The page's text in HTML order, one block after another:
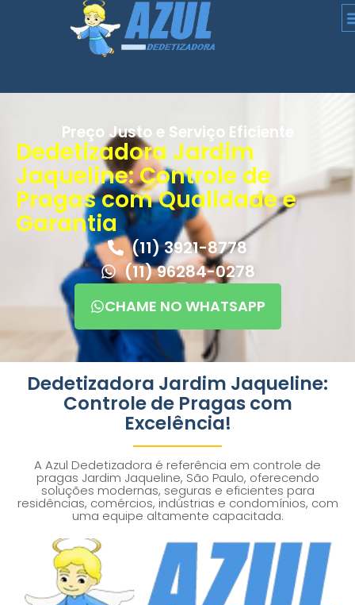
Preço Justo e Serviço Eficiente
Dedetizadora Jardim
Jaqueline: Controle de
Pragas com Qualidade e
Garantia
(11) 3921-8778
(11) 96284-0278
CHAME NO WHATSAPP
Dedetizadora Jardim Jaqueline:
Controle de Pragas com
Excelência!
A Azul Dedetizadora é referência em controle de
pragas Jardim Jaqueline, São Paulo, oferecendo
soluções modernas, seguras e eficientes para
residências, comércios, indústrias e condomínios, com
uma equipe altamente capacitada.